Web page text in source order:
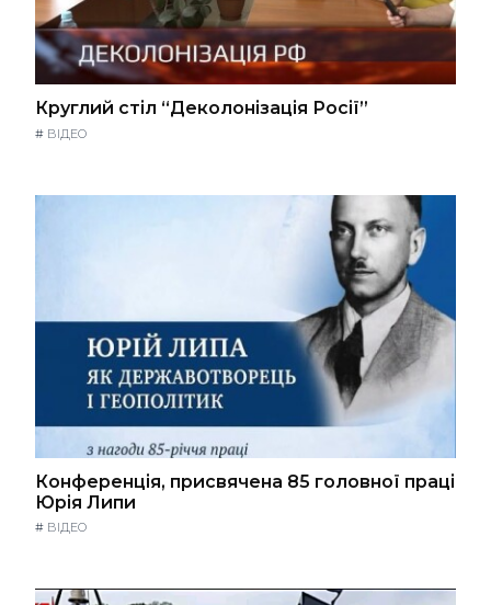
Круглий стіл “Деколонізація Росії”
# ВІДЕО
Конференція, присвячена 85 головної праці
Юрія Липи
# ВІДЕО